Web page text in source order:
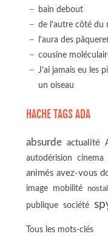
bain debout
de l'autre côté du
l'aura des
cousine
J’ai jamais eu les
un oiseau
HACHE TAGS ADA
absurde actualité
autodérision cinema
animés avez-vous
image mobilité
publique
société
Tous les mots-clés